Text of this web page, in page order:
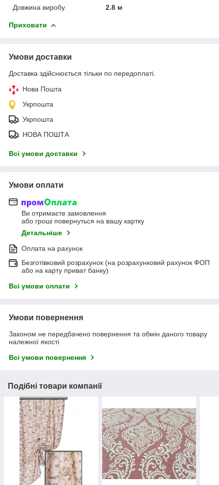
Довжина виробу
2.8 м
Приховати
Умови доставки
Доставка здійснюється тільки по передоплаті.
Нова Пошта
Укрпошта
Укрпошта
НОВА ПОШТА
Всі умови доставки
Умови оплати
Ви отримаєте замовлення
або гроші повернуться на вашу картку
Детальніше
Оплата на рахунок
Безготівковий розрахунок (на розрахунковий рахунок ФОП
або на карту приват банку)
Всі умови оплати
Умови повернення
Законом не передбачено повернення та обмін даного товару
належної якості
Всі умови повернення
Подібні товари компанії